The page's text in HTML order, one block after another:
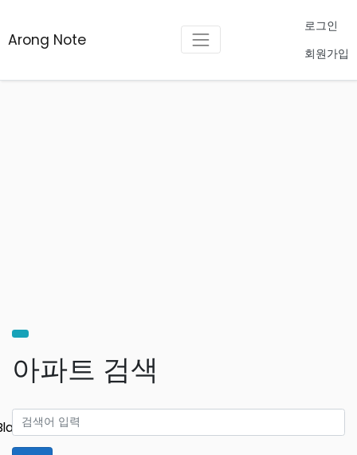
Arong Note
로그인
회원가입
아파트 검색